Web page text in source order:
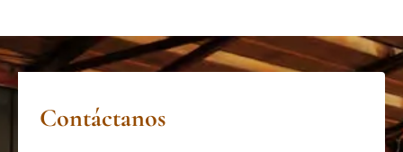
Contáctanos